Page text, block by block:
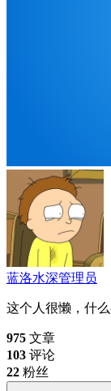
蓝洛水深管理员
这个人很懒，什
975 文章
103 评论
22 粉丝